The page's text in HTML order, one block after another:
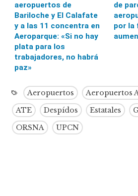
aeropuertos de
Bariloche y El Calafate
y a las 11 concentra en
Aeroparque: «Si no hay
plata para los
trabajadores, no habrá
paz»
de
por la
Aeropuertos
Aeropuertos
ATE
Despídos Estatales
ORSNA
UPCN